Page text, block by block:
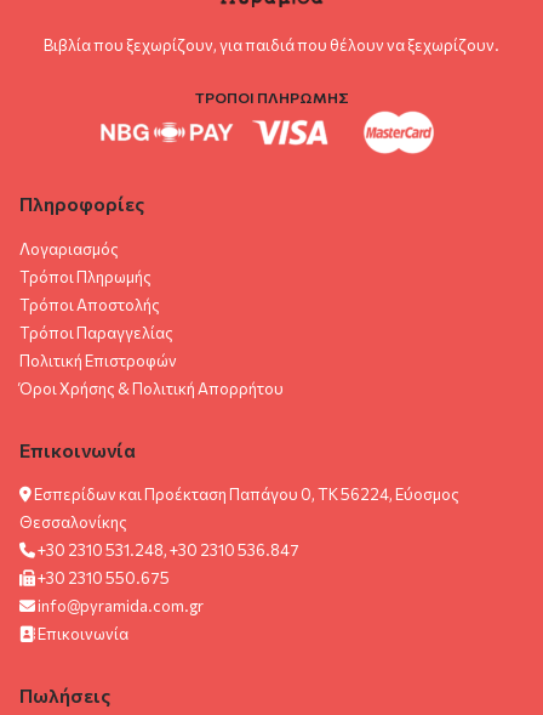
Βιβλία που ξεχωρίζουν, για παιδιά που θέλουν να ξεχωρίζουν.
ΤΡΟΠΟΙ ΠΛΗΡΩΜΗΣ
Πληροφορίες
Λογαριασμός
Τρόποι Πληρωμής
Τρόποι Αποστολής
Τρόποι Παραγγελίας
Πολιτική Επιστροφών
Όροι Χρήσης & Πολιτική Aπορρήτου
Επικοινωνία
Εσπερίδων και Προέκταση Παπάγου 0, ΤΚ 56224, Εύοσμος
Θεσσαλονίκης
+30 2310 531.248, +30 2310 536.847
+30 2310 550.675
info@pyramida.com.gr
Επικοινωνία
Πωλήσεις